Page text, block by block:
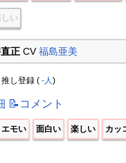
しい
正CV福島亜美
推し登録 ( -人)
📝コメント
エモい 面白い 楽しい カッ